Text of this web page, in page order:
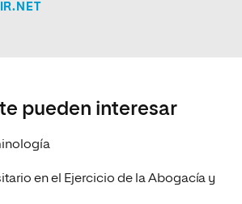
pueden interesar
en el Ejercicio de la Abogacía y